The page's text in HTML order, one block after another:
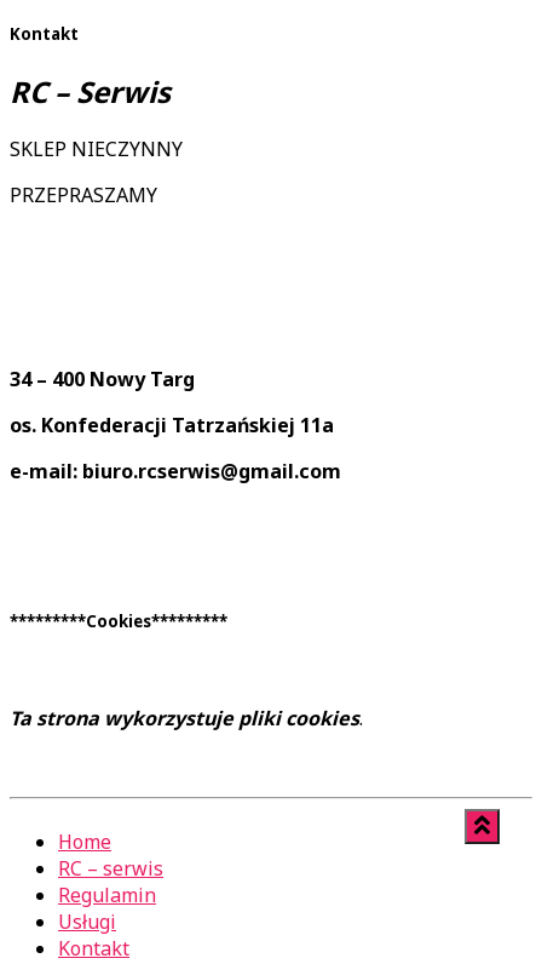
Kontakt
RC – Serwis
SKLEP NIECZYNNY
PRZEPRASZAMY
34 – 400 Nowy Targ
os. Konfederacji Tatrzańskiej 11a
e-mail: biuro.rcserwis@gmail.com
*********Cookies*********
Ta strona wykorzystuje pliki cookies.
Home
RC – serwis
Regulamin
Usługi
Kontakt